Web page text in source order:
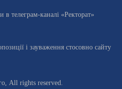
в телеграм-каналі «Ректорат»
і зауваження стосовно сайту
All rights reserved.